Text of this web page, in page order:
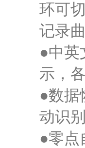
环可
记录
●中英
示，
●数据
动识
●零点